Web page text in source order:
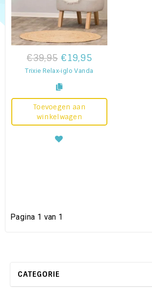
€39,95 €19,95
Trixie Relax-iglo Vanda
Toevoegen aan
winkelwagen
Pagina 1 van 1
CATEGORIE